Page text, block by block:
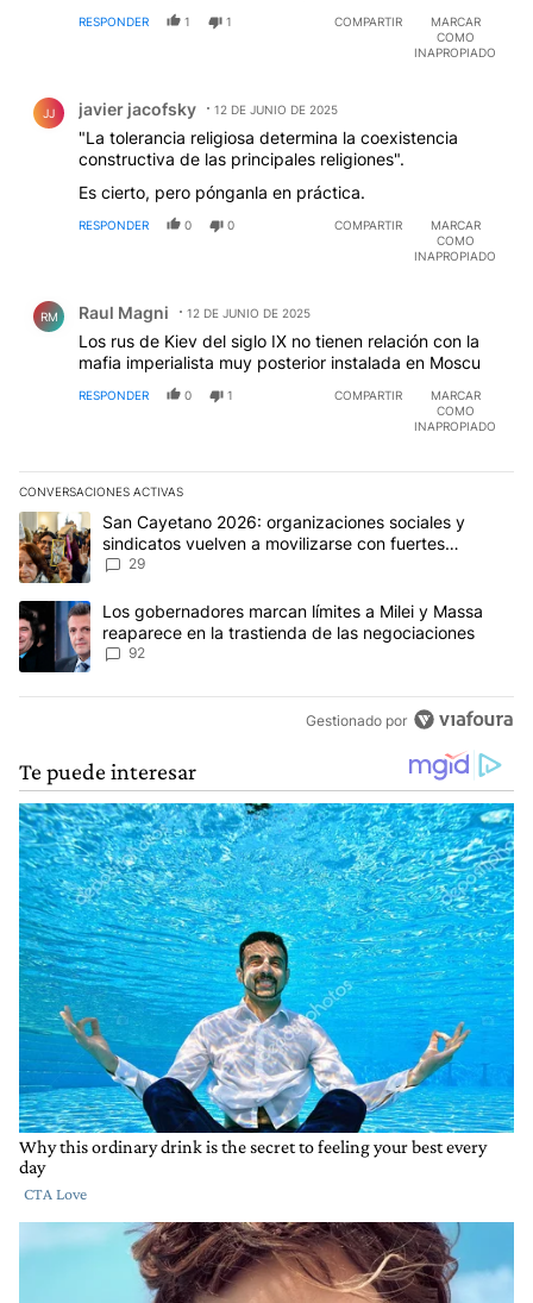
RESPONDER 1 1 COMPARTIR
MARCAR
COMO
INAPROPIADO
JJ javier jacofsky 12 DE JUNIO DE 2025
"La tolerancia religiosa determina la coexistencia
constructiva de las principales religiones".
Es cierto, pero pónganla en práctica.
RESPONDER 0 0 COMPARTIR
MARCAR
COMO
INAPROPIADO
RM Raul Magni 12 DE JUNIO DE 2025
Los rus de Kiev del siglo IX no tienen relación con la
mafia imperialista muy posterior instalada en Moscu
RESPONDER 0 1 COMPARTIR
MARCAR
COMO
INAPROPIADO
CONVERSACIONES ACTIVAS
Este listado muestra los artículos con más comentarios en los
Un artículo de tendencia con el título "San Cayetano 2026:
San Cayetano 2026: organizaciones sociales y
sindicatos vuelven a movilizarse con fuertes
reclamos al Gobierno
29
Un artículo de tendencia con el título "Los gobernadores marcan
Los gobernadores marcan límites a Milei y Massa
reaparece en la trastienda de las negociaciones
92
Gestionado por